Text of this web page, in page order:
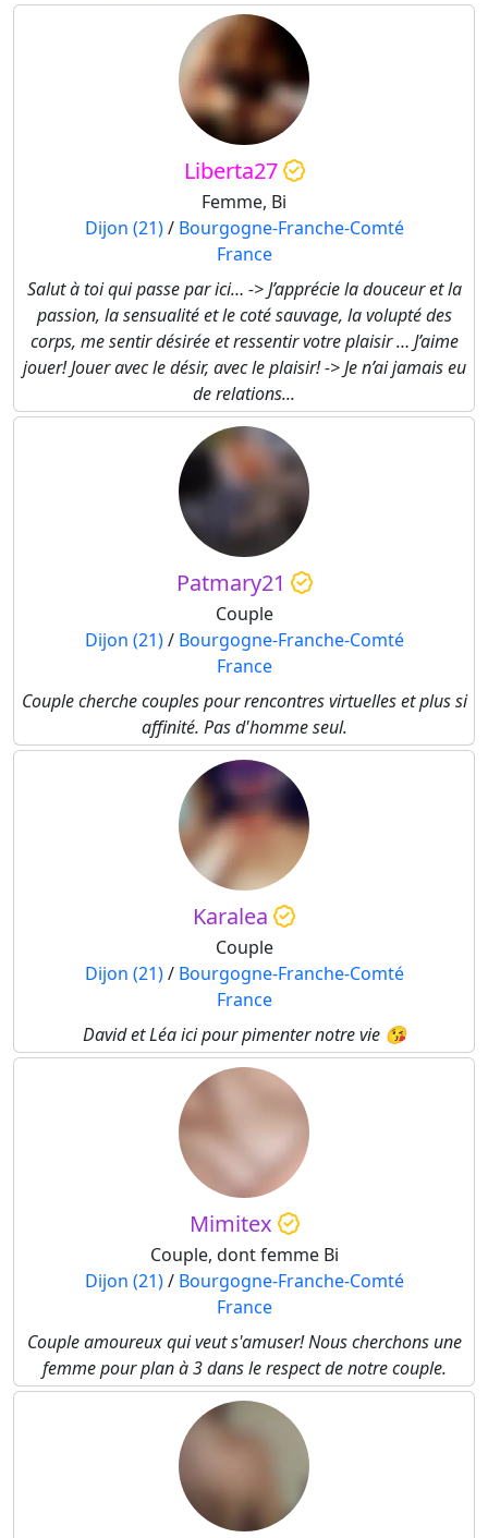
Liberta27
Femme, Bi
Dijon (21)/ Bourgogne-Franche-Comté
France
Salut à toi qui passe par ici… -> J’apprécie la douceur et la
passion, la sensualité et le coté sauvage, la volupté des
corps, me sentir désirée et ressentir votre plaisir … J’aime
jouer! Jouer avec le désir, avec le plaisir! -> Je n’ai jamais eu
de relations...
Patmary21
Couple
Dijon (21)/ Bourgogne-Franche-Comté
France
Couple cherche couples pour rencontres virtuelles et plus si
affinité. Pas d'homme seul.
Karalea
Couple
Dijon (21)/ Bourgogne-Franche-Comté
France
David et Léa ici pour pimenter notre vie 😘
Mimitex
Couple, dont femme Bi
Dijon (21)/ Bourgogne-Franche-Comté
France
Couple amoureux qui veut s'amuser! Nous cherchons une
femme pour plan à 3 dans le respect de notre couple.